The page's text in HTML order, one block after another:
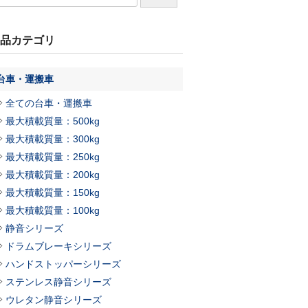
カテゴリ
車・運搬車
全ての台車・運搬車
最大積載質量：500kg
最大積載質量：300kg
最大積載質量：250kg
最大積載質量：200kg
最大積載質量：150kg
最大積載質量：100kg
静音シリーズ
ドラムブレーキシリーズ
ハンドストッパーシリーズ
ステンレス静音シリーズ
ウレタン静音シリーズ